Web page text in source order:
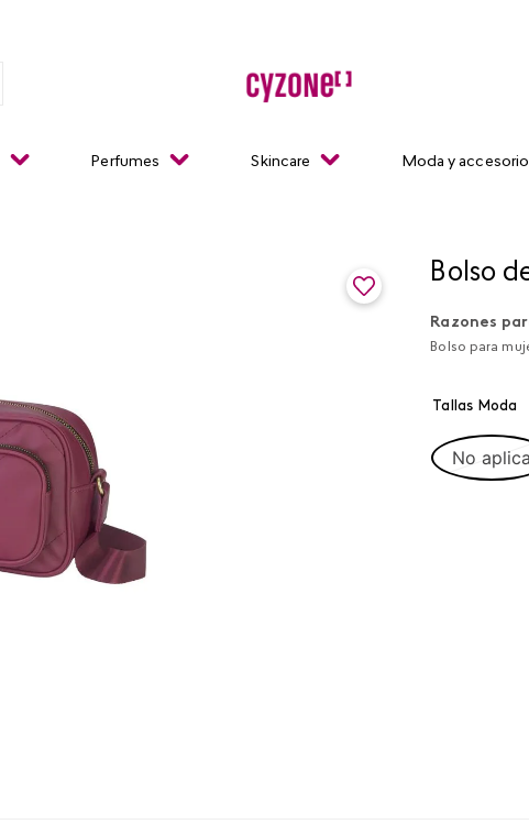
Perfumes Skincare Moda y
Bolso
Razones
Bolso para
Tallas Moda
No aplica